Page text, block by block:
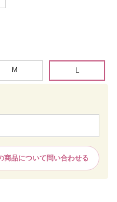
商品について問い合わせる
M L